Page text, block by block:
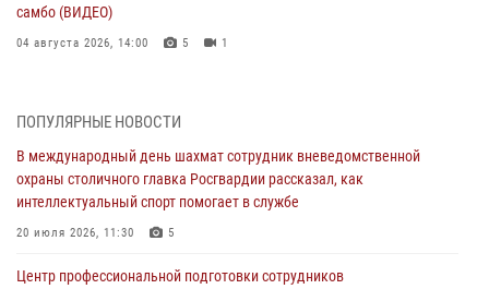
самбо (ВИДЕО)
04 августа 2026, 14:00 5 1
На востоке Москвы сотрудники Росгвардии задержали мужчину,
находящегося в федеральном розыске (видео)
03 августа 2026, 12:00
Московские росгвардейцы пришли на помощь семье, у которой
ПОПУЛЯРНЫЕ НОВОСТИ
В международный день шахмат сотрудник вневедомственной
охраны столичного главка Росгвардии рассказал, как
интеллектуальный спорт помогает в службе
20 июля 2026, 11:30 5
Центр профессиональной подготовки сотрудников